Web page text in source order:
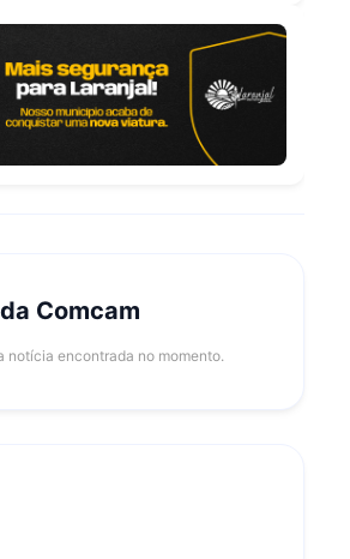
Comcam
notícia encontrada no momento.